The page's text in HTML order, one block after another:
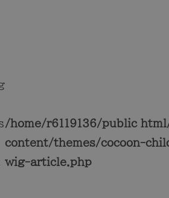
/home/r6119136/
content/themes/cocoon-
wig-article.php